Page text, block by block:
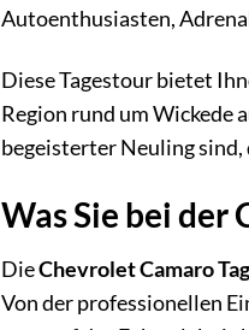
Autoenthusiasten,
Diese Tagestour bietet
Region rund um Wickede
begeisterter Neuling sind,
Was Sie bei
DieChevrolet Camaro
Von der professionellen